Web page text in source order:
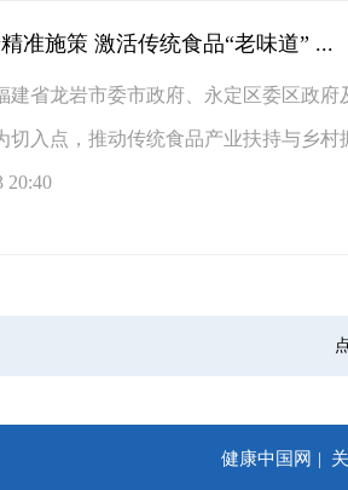
准施策 激活传统食品“老味道” ...
建省龙岩市委市政府、永定区委区政
切入点，推动传统食品产业扶持与乡
20:40
健康中国网